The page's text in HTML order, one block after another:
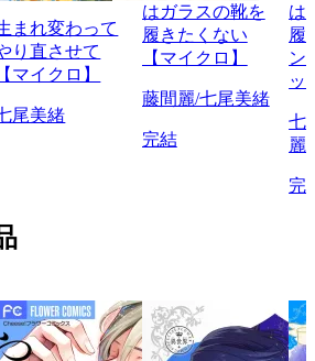
まれ変わって
り直させて
【マイクロ】
尾美緒
はガラスの靴を
履きたくない
【マイクロ】
藤間麗/七尾美緒
完結
は
履
ン
ッ
七
麗
完